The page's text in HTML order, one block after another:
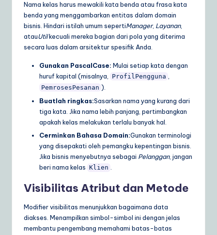
Nama kelas harus mewakili kata benda atau frasa kata
benda yang menggambarkan entitas dalam domain
bisnis. Hindari istilah umum sepertiManager, Layanan,
atauUtilkecuali mereka bagian dari pola yang diterima
secara luas dalam arsitektur spesifik Anda.
Gunakan PascalCase: Mulai setiap kata dengan
huruf kapital (misalnya,
ProfilPengguna
PemrosesPesanan ).
Buatlah ringkas:Sasarkan nama yang kurang dari
tiga kata. Jika nama lebih panjang, pertimbangkan
apakah kelas melakukan terlalu banyak hal.
Cerminkan Bahasa Domain:Gunakan terminologi
yang disepakati oleh pemangku kepentingan bisnis.
Jika bisnis menyebutnya sebagai Pelanggan, jangan
beri nama kelas Klien .
Visibilitas Atribut dan Metode
Modifier visibilitas menunjukkan bagaimana data
diakses. Menampilkan simbol-simbol ini dengan jelas
membantu pengembang memahami batas-batas